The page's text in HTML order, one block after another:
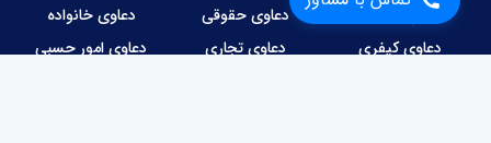
دعاوی ملکی دعاوی حقوقی
دعاوی خانواده
دعاوی کیفری
دعاوی تجاری
دعاوی امور حسبی